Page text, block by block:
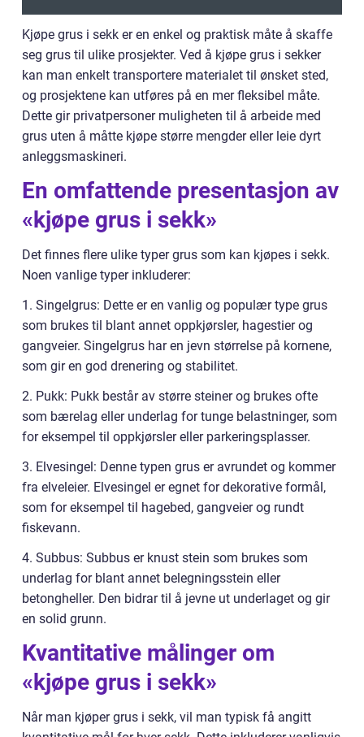
Kjøpe grus i sekk er en enkel og praktisk måte å skaffe
seg grus til ulike prosjekter. Ved å kjøpe grus i sekker
kan man enkelt transportere materialet til ønsket sted,
og prosjektene kan utføres på en mer fleksibel måte.
Dette gir privatpersoner muligheten til å arbeide med
grus uten å måtte kjøpe større mengder eller leie dyrt
anleggsmaskineri.
En omfattende presentasjon av
«kjøpe grus i sekk»
Det finnes flere ulike typer grus som kan kjøpes i sekk.
Noen vanlige typer inkluderer:
1. Singelgrus: Dette er en vanlig og populær type grus
som brukes til blant annet oppkjørsler, hagestier og
gangveier. Singelgrus har en jevn størrelse på kornene,
som gir en god drenering og stabilitet.
2. Pukk: Pukk består av større steiner og brukes ofte
som bærelag eller underlag for tunge belastninger, som
for eksempel til oppkjørsler eller parkeringsplasser.
3. Elvesingel: Denne typen grus er avrundet og kommer
fra elveleier. Elvesingel er egnet for dekorative formål,
som for eksempel til hagebed, gangveier og rundt
fiskevann.
4. Subbus: Subbus er knust stein som brukes som
underlag for blant annet belegningsstein eller
betongheller. Den bidrar til å jevne ut underlaget og gir
en solid grunn.
Kvantitative målinger om
«kjøpe grus i sekk»
Når man kjøper grus i sekk, vil man typisk få angitt